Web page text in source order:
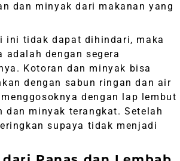
dan minyak dari makanan yang
ini tidak dapat dihindari, maka
adalah dengan segera
Kotoran dan minyak bisa
dengan sabun ringan dan air
dengan lap lembut
dan minyak terangkat. Setelah
supaya tidak menjadi